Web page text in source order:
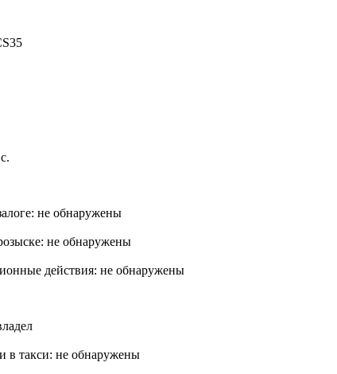
не обнаружены
не обнаружены
действия: не обнаружены
в такси: не обнаружены